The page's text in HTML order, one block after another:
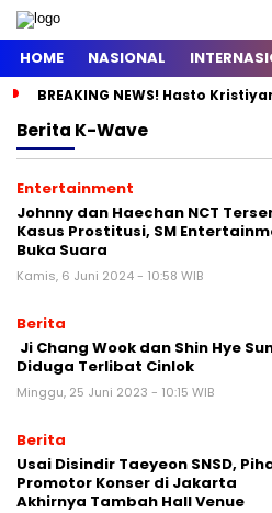
HOME NASIONAL
BREAKING NEWS! Hasto
Berita K-Wave
Entertainment
Johnny dan Haechan NCT
Kasus Prostitusi, SM
Buka Suara
Kamis, 6 Juni 2024 - 10:58 WIB
Berita
Ji Chang Wook dan Shin Hye
Diduga Terlibat Cinlok
Minggu, 25 Juni 2023 - 10:15 WIB
Berita
Usai Disindir Taeyeon SNSD,
Promotor Konser di Jakarta
Akhirnya Tambah Hall Venue